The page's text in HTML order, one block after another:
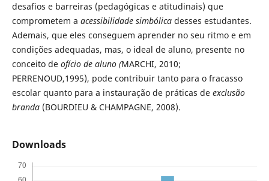
desafios e barreiras (pedagógicas e atitudinais) que
comprometem a acessibilidade simbólicadesses estudantes.
Ademais, que eles conseguem aprender no seu ritmo e em
condições adequadas, mas, o ideal de aluno, presente no
conceito de ofício de aluno (MARCHI, 2010;
PERRENOUD,1995), pode contribuir tanto para o fracasso
escolar quanto para a instauração de práticas de exclusão
branda (BOURDIEU & CHAMPAGNE, 2008).
Downloads